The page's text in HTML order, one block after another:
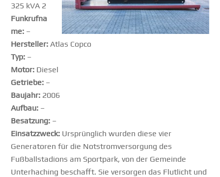
325 kVA 2
Funkrufna
me: –
Hersteller: Atlas Copco
Typ: –
Motor: Diesel
Getriebe: –
Baujahr: 2006
Aufbau: –
Besatzung: –
Einsatzzweck: Ursprünglich wurden diese vier
Generatoren für die Notstromversorgung des
Fußballstadions am Sportpark, von der Gemeinde
Unterhaching beschafft. Sie versorgen das Flutlicht und